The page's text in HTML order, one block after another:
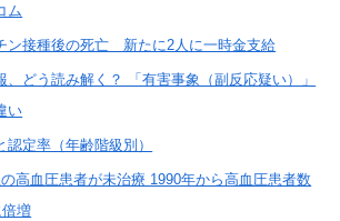
ム
ン接種後の死亡 新たに2人に一時金支給
、どう読み解く？ 「有害事象（副反応疑い）」
い
定率（年齢階級別）
高血圧患者が未治療 1990年から高血圧患者数
増